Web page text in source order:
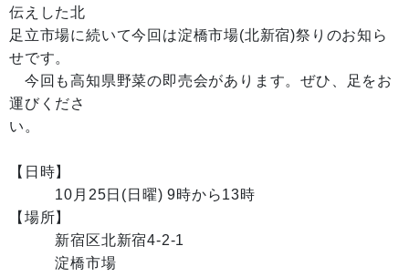
伝えした北
足立市場に続いて今回は淀橋市場(北新宿)祭りのお知ら
せです。
今回も高知県野菜の即売会があります。ぜひ、足をお
運びくださ
い。
【日時】
10月25日(日曜) 9時から13時
【場所】
新宿区北新宿4-2-1
淀橋市場